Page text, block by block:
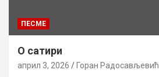
ПЕСМЕ
О сатири
април 3, 2026 Горан Радосављевић